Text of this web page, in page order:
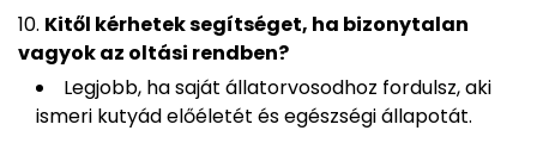
Kitől kérhetek segítséget, ha bizonytalan
vagyok az oltási rendben?
Legjobb, ha saját állatorvosodhoz fordulsz, aki
ismeri kutyád előéletét és egészségi állapotát.